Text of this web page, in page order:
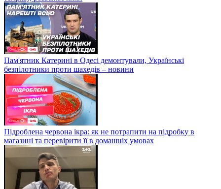
Пам'ятник Катерині в Одесі демонтували, Українські
безпілотники проти шахедів – новини
Підроблена червона ікра: як не потрапити на підробку в
магазині та перевірити її в домашніх умовах